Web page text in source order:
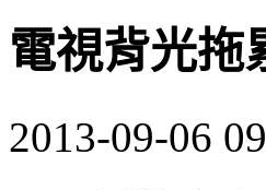
電視背光拖
2013-09-06